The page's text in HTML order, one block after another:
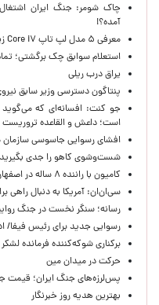
چاک شومر: جنگ ایران اشتغال
آمده؟!
معرفی ۵ مدل لپ تاپ Core i۷ زیر ۲۰۰ میلیون تومان
استعلام سوابق چک برگشتی؛
یراق درب ریلی
پنتاگون دسترسی وزیر سابق
جو کنت: افسانه‌ای که
است؛ داعش و القاعده
افشای رسوایی جاسوسی سازمان
شست‌وشوی کاهو را جدی بگیرید
کامیون با راننده ۸ ساله در اصفهان توقیف شد
سی‌ان‌ان: آمریکا به دنبال راهی
رسانه؛ سنگر نخست در جنگ
رسوایی جدید برای رئیس فیفا/
برکناری شوکه‌کننده فرمانده
حركت در ميدان مين
پس‌لرزه‌های جنگ ایران؛ قیمت
بهترین هدیه روز خبرنگار